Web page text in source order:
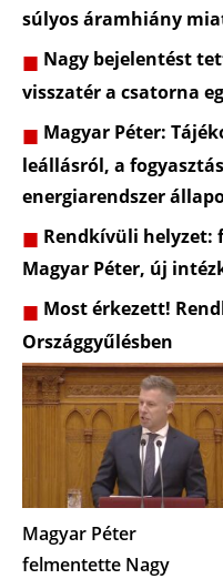
súlyos áramhiány
Nagy bejelentést
visszatér a csatorna
Magyar Péter:
leállásról, a
energiarendszer
Rendkívüli
Magyar Péter, új
Most érkezett!
Országgyűlésben
Magyar Péter
felmentette Nagy